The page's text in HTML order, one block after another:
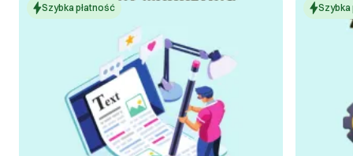
Szybka płatność Szybka